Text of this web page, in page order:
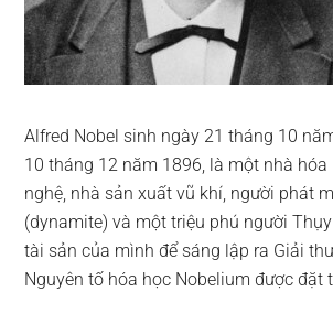
Alfred Nobel sinh ngày 21 tháng 10
10 tháng 12 năm 1896, là một nhà hóa
nghệ, nhà sản xuất vũ khí, người phát
(dynamite) và một triệu phú người
tài sản của mình để sáng lập ra Giải
Nguyên tố hóa học Nobelium được đặt